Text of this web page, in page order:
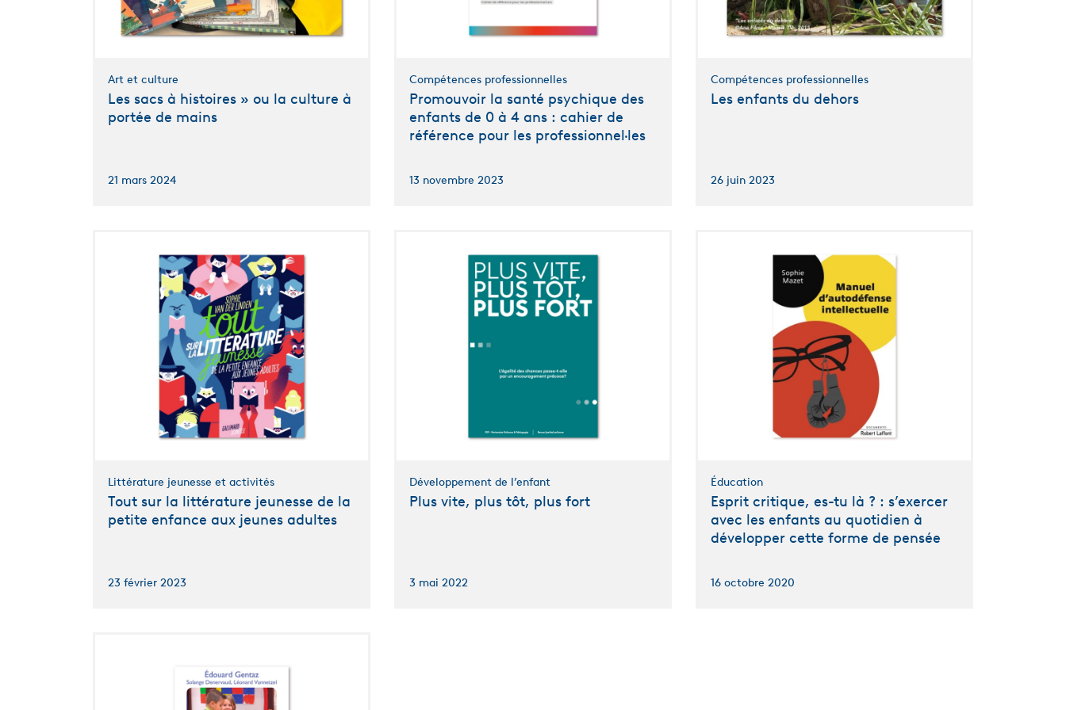
Art et culture
Les sacs à histoires » ou la culture à
portée de mains
21 mars 2024
Compétences professionnelles
Promouvoir la santé psychique des
enfants de 0 à 4 ans : cahier de
référence pour les professionnel·les
13 novembre 2023
Compétences professionnelles
Les enfants du dehors
26 juin 2023
Littérature jeunesse et activités
Tout sur la littérature jeunesse de la
petite enfance aux jeunes adultes
23 février 2023
Développement de l’enfant
Plus vite, plus tôt, plus fort
3 mai 2022
Éducation
Esprit critique, es-tu là ? : s’exercer
avec les enfants au quotidien à
développer cette forme de pensée
16 octobre 2020